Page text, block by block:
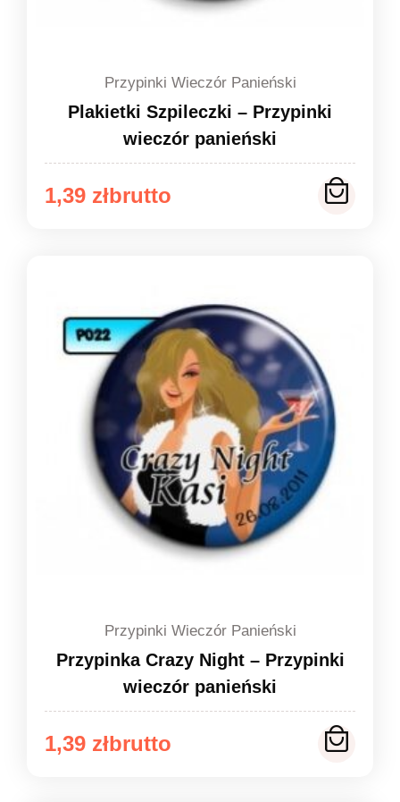
Przypinki Wieczór Panieński
Plakietki Szpileczki – Przypinki
wieczór panieński
1,39 zł
Zakres
do
1,49 zł
Przypinki Wieczór Panieński
Przypinka Crazy Night – Przypinki
wieczór panieński
1,39 zł
Zakres